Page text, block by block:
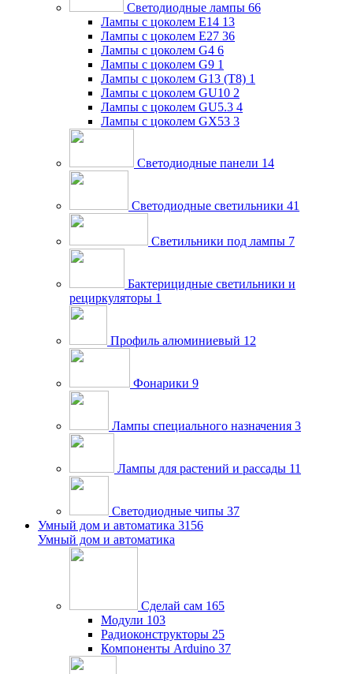
Светодиодные лампы 66
Лампы с цоколем E14 13
Лампы с цоколем E27 36
Лампы с цоколем G4 6
Лампы с цоколем G9 1
Лампы с цоколем G13 (Т8) 1
Лампы с цоколем GU10 2
Лампы с цоколем GU5.3 4
Лампы с цоколем GX53 3
Светодиодные панели 14
Светодиодные светильники 41
Светильники под лампы 7
Бактерицидные светильники и
рециркуляторы 1
Профиль алюминиевый 12
Фонарики 9
Лампы специального назначения 3
Лампы для растений и рассады 11
Светодиодные чипы 37
Умный дом и автоматика 3156
Умный дом и автоматика
Сделай сам 165
Модули 103
Радиоконструкторы 25
Компоненты Arduino 37